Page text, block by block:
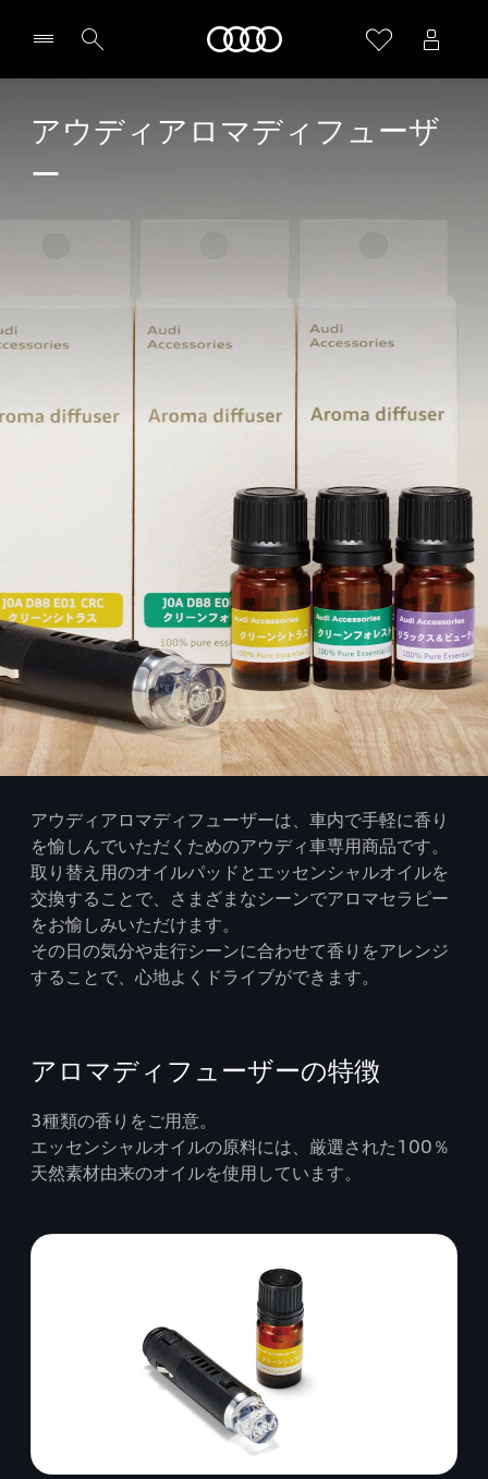
アウディアロマディフューザ
ー
アウディアロマディフューザーは、車内で手軽に香り
を愉しんでいただくためのアウディ車専用商品です。
取り替え用のオイルパッドとエッセンシャルオイルを
交換することで、さまざまなシーンでアロマセラピー
をお愉しみいただけます。
その日の気分や走行シーンに合わせて香りをアレンジ
することで、心地よくドライブができます。
アロマディフューザーの特徴
3種類の香りをご用意。
エッセンシャルオイルの原料には、厳選された100％
天然素材由来のオイルを使用しています。